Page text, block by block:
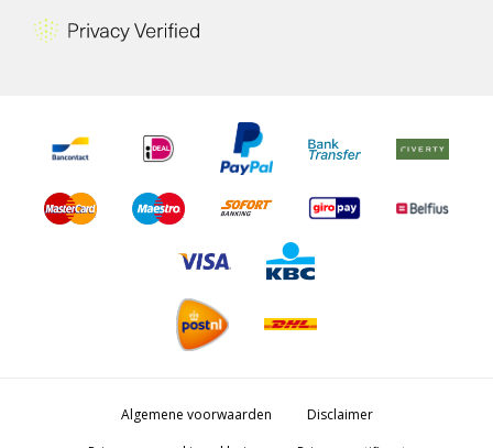
Algemene voorwaarden
Disclaimer